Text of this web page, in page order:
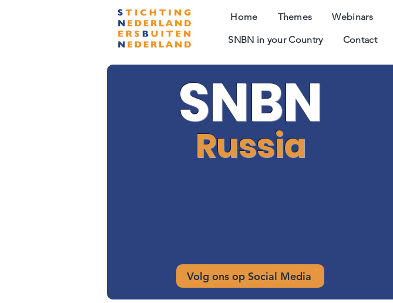
Home Themes Webinars
SNBN in your Country Contact
Russia
SNBN
Volg ons op Social Media